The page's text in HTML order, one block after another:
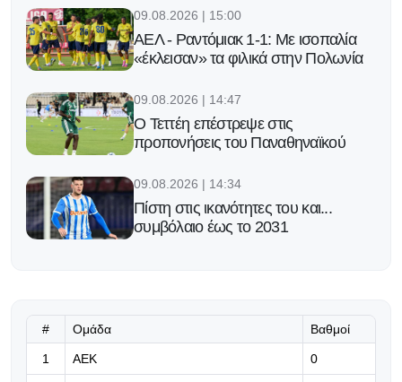
09.08.2026 | 15:00
ΑΕΛ - Ραντόμιακ 1-1: Με ισοπαλία
«έκλεισαν» τα φιλικά στην Πολωνία
09.08.2026 | 14:47
Ο Τεττέη επέστρεψε στις
προπονήσεις του Παναθηναϊκού
09.08.2026 | 14:34
Πίστη στις ικανότητες του και...
συμβόλαιο έως το 2031
# Ομάδα Βαθμοί
1 ΑΕΚ 0